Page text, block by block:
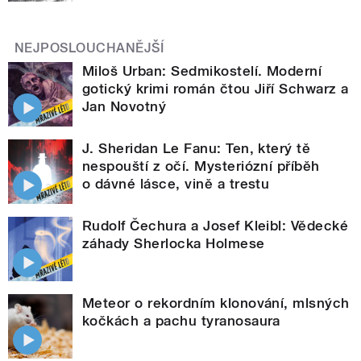
NEJPOSLOUCHANĚJŠÍ
Miloš Urban: Sedmikostelí. Moderní
gotický krimi román čtou Jiří Schwarz a
Jan Novotný
J. Sheridan Le Fanu: Ten, který tě
nespouští z očí. Mysteriózní příběh
o dávné lásce, vině a trestu
Rudolf Čechura a Josef Kleibl: Vědecké
záhady Sherlocka Holmese
Meteor o rekordním klonování, mlsných
kočkách a pachu tyranosaura